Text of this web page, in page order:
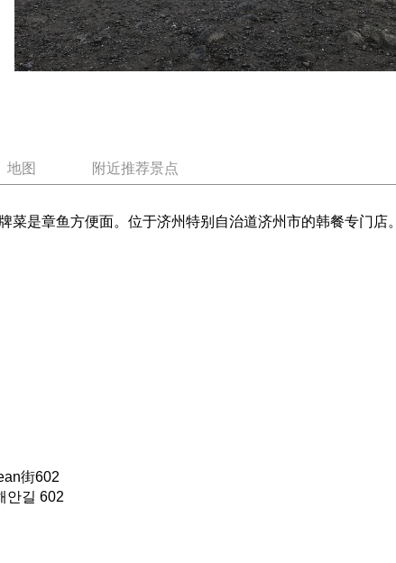
地图 附近推荐景点
菜是章鱼方便面。位于济州特别自治道济州市的韩餐专门店。
街602
안길 602